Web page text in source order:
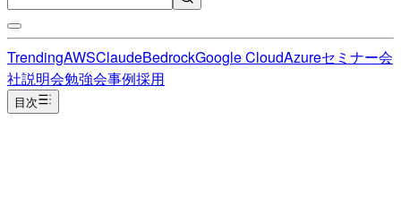
TrendingAWSClaudeBedrockGoogle CloudAzureセミナー会
社説明会勉強会事例採用
目次